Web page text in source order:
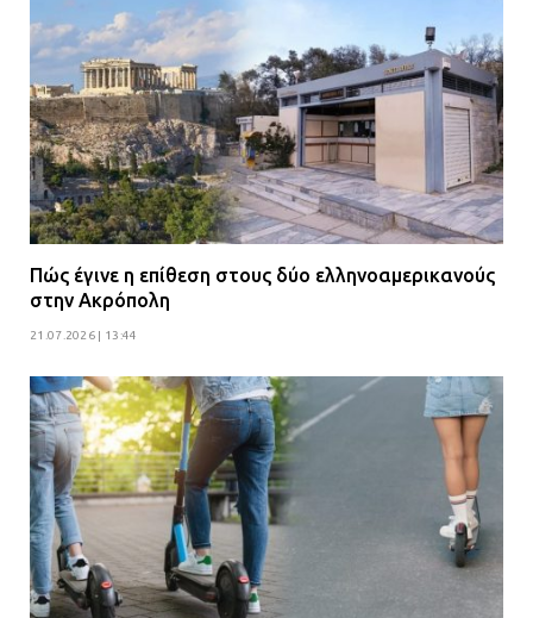
Πώς έγινε η επίθεση στους δύο ελληνοαμερικανούς
στην Ακρόπολη
21.07.2026 | 13:44